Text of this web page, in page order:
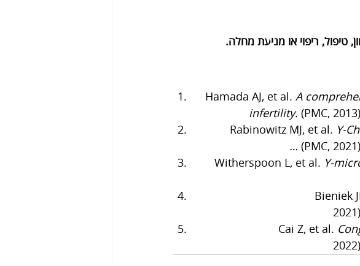
טיפול, ריפוי או מניעת מחלה.
Hamada AJ, et al. A
infertility. (PMC, 2013)
Rabinowitz MJ, et al. Y-
… (PMC, 2021)
Witherspoon L, et al. Y-
Bieniek
2021)
Cai Z, et al.
2022)